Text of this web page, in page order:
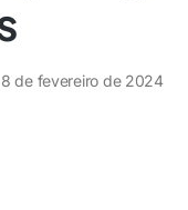
8 de fevereiro de 2024